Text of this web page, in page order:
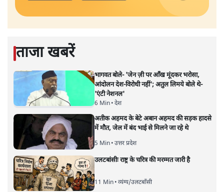
ताजा खबरें
भागवत बोले- 'जेन ज़ी पर आँख मूंदकर भरोसा,
आंदोलन देश-विरोधी नहीं'; अतुल लिमये बोले थे-
'एंटी नेशनल'
6 Min• देश
अतीक अहमद के बेटे अबान अहमद की सड़क हादसे
में मौत, जेल में बंद भाई से मिलने जा रहे थे
5 Min• उत्तर प्रदेश
उलटबांसीः राष्ट्र के चरित्र की मरम्मत जारी है
11 Min• व्यंग्य/उलटबाँसी